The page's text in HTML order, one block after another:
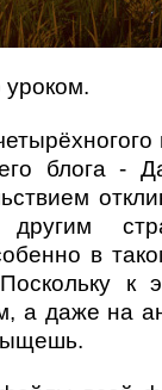
блога -
в
к
а даже на